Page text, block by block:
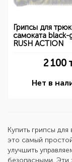
Грипсы для
самоката black-
RUSH ACTION
2 100
Нет в
Купить грипсы для
это самый
улучшить
безопасными. Эти